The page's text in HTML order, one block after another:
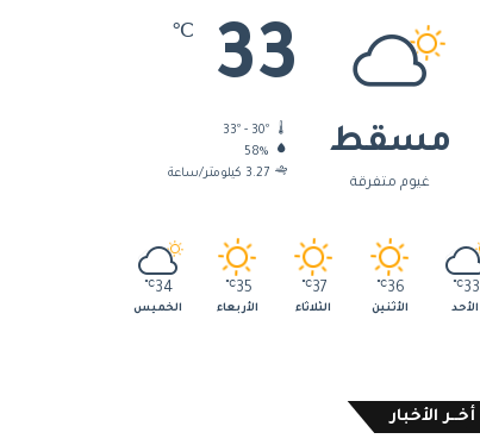
مسقط
غيوم متفرقة
33
℃
33º - 30º
58%
3.27 كيلومتر/ساعة
33
℃
الأحد
36
℃
الأثنين
37
℃
الثلاثاء
35
℃
الأربعاء
34
℃
الخميس
أخــر الأخبار